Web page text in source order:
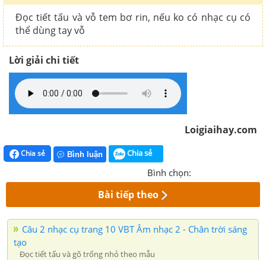
Đọc tiết tấu và vỗ tem bơ rin, nếu ko có nhạc cụ có
thể dùng tay vỗ
Lời giải chi tiết
Loigiaihay.com
Chia sẻ Bình luận Chia sẻ
Bình chọn:
Bài tiếp theo
Câu 2 nhạc cụ trang 10 VBT Âm nhạc 2 - Chân trời sáng
tạo
Đọc tiết tấu và gõ trống nhỏ theo mẫu